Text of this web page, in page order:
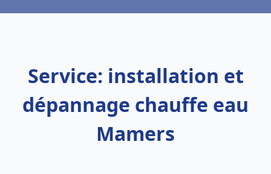
Service: installation et
dépannage chauffe eau
Mamers